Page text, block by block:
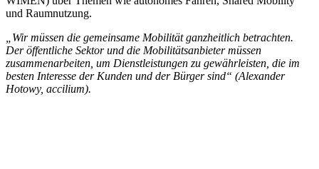
und Raumnutzung.
„Wir müssen die gemeinsame Mobilität ganzheitlich betrachten.
Der öffentliche Sektor und die Mobilitätsanbieter müssen
zusammenarbeiten, um Dienstleistungen zu gewährleisten, die im
besten Interesse der Kunden und der Bürger sind“ (Alexander
Hotowy, accilium).